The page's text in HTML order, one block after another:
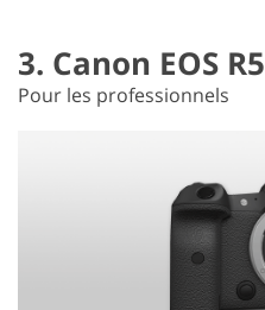
3. Canon EOS R5
Pour les professionnels